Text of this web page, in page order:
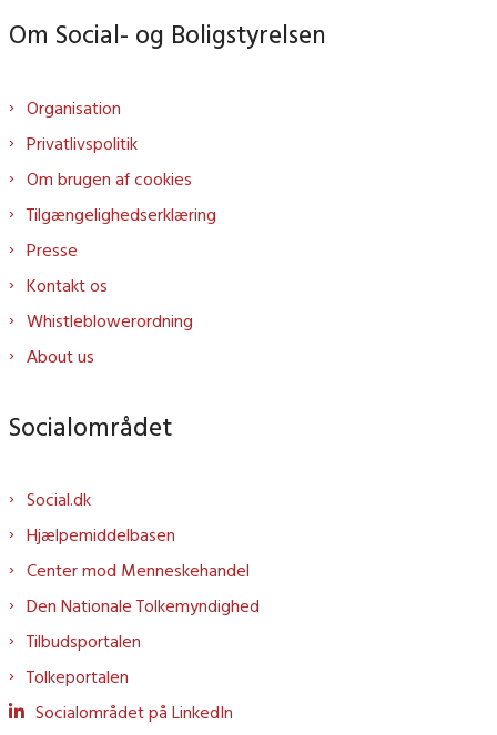
Om Social- og Boligstyrelsen
Organisation
Privatlivspolitik
Om brugen af cookies
Tilgængelighedserklæring
Presse
Kontakt os
Whistleblowerordning
About us
Socialområdet
Social.dk
Hjælpemiddelbasen
Center mod Menneskehandel
Den Nationale Tolkemyndighed
Tilbudsportalen
Tolkeportalen
Socialområdet på LinkedIn